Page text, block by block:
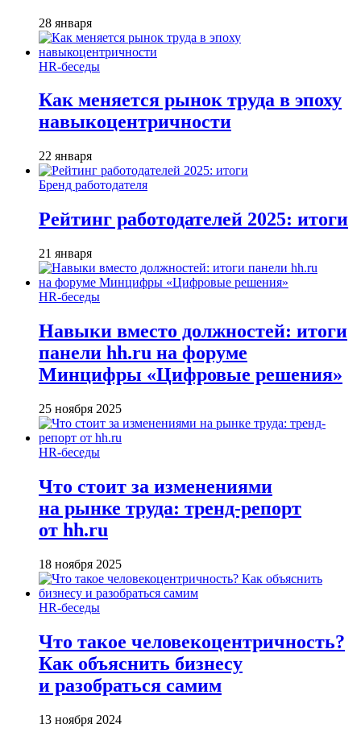
28 января
HR-беседы
Как меняется рынок труда в эпоху
навыкоцентричности
22 января
Бренд работодателя
Рейтинг работодателей 2025: итоги
21 января
HR-беседы
Навыки вместо должностей: итоги
панели hh.ru на форуме
Минцифры «Цифровые решения»
25 ноября 2025
HR-беседы
Что стоит за изменениями
на рынке труда: тренд-репорт
от hh.ru
18 ноября 2025
HR-беседы
Что такое человеко­центричность?
Как объяснить бизнесу
и разобраться самим
13 ноября 2024